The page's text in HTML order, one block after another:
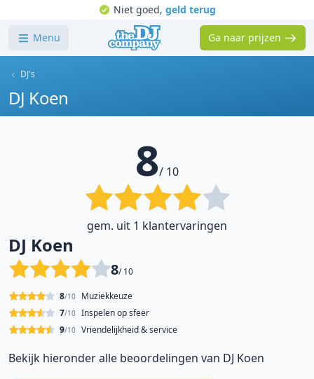
Niet goed, geld terug
Menu Ga naar prijzen
DJ's
DJ Koen
8/ 10
gem. uit 1 klantervaringen
DJ Koen
8/ 10
Muziekkeuze
8/10
Inspelen op sfeer
7/10
Vriendelijkheid & service
9/10
Bekijk hieronder alle beoordelingen van DJ Koen